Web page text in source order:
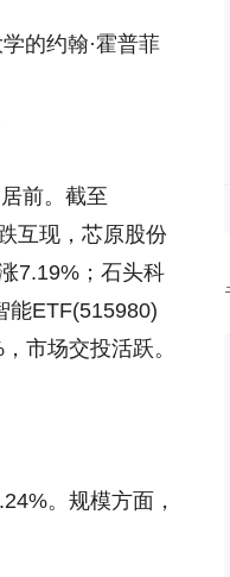
的约翰·霍普菲
前。截至
互现，芯原股份
7.19%；石头科
能ETF(515980)
市场交投活跃。
。规模方面，